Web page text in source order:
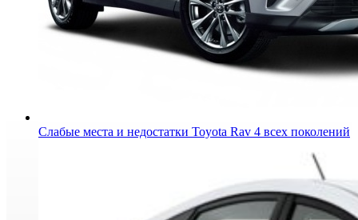
Слабые места и недостатки Toyota Rav 4 всех поколений